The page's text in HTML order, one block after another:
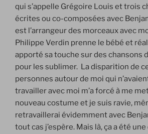
qui s’appelle Grégoire Louis et trois
écrites ou co-composées avec
est l’arrangeur des morceaux avec
Philippe Verdin prenne le bébé et
apporté sa touche sur des chansons
pour les sublimer. La disparition de
personnes autour de moi qui
travailler avec moi m’a forcé à me
nouveau costume et je suis ravie,
retravaillerai évidemment avec
tout cas j’espère. Mais là, ça a été une